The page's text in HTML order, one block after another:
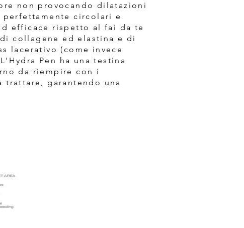
non provocando dilatazioni
circolari e
efficace rispetto al fai da te
collagene ed elastina e di
lacerativo (come invece
Pen ha una testina
da riempire con i
trattare, garantendo una